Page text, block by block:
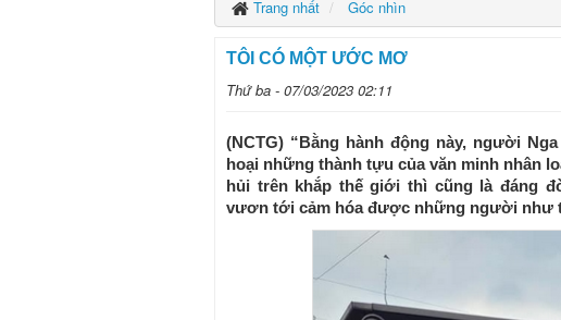
Trang nhất Góc nhìn
TÔI CÓ MỘT ƯỚC MƠ
Thứ ba - 07/03/2023 02:11
(NCTG) “Bằng hành động này, người
hoại những thành tựu của văn minh nhân
hủi trên khắp thế giới thì cũng là đáng
vươn tới cảm hóa được những người như